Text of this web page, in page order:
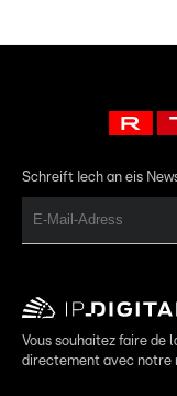
Schreift Iech an eis
Vous souhaitez faire de
directement avec notre